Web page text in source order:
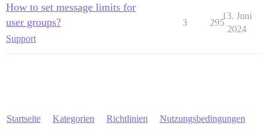
How to set message limits for
user groups?
Support
3 295
13. Juni
2024
Startseite Kategorien Richtlinien Nutzungsbedingungen